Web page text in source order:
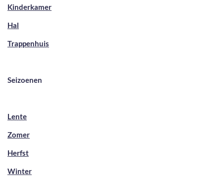
Kinderkamer
Hal
Trappenhuis
Seizoenen
Lente
Zomer
Herfst
Winter